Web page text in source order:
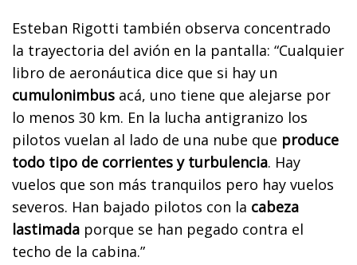
Esteban Rigotti también observa concentrado
la trayectoria del avión en la pantalla: “Cualquier
libro de aeronáutica dice que si hay un
cumulonimbus acá, uno tiene que alejarse por
lo menos 30 km. En la lucha antigranizo los
pilotos vuelan al lado de una nube que produce
todo tipo de corrientes y turbulencia. Hay
vuelos que son más tranquilos pero hay vuelos
severos. Han bajado pilotos con la cabeza
lastimada porque se han pegado contra el
techo de la cabina.”